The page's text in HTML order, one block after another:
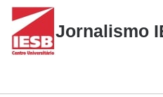
Skip
content
Jornalismo